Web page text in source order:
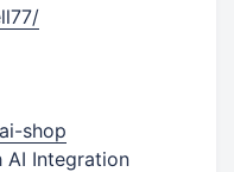
shop
AI Integration